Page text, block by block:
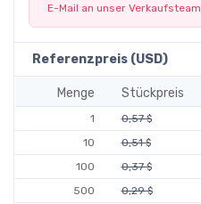
E-Mail an unser Verkaufsteam
Referenzpreis (USD)
Menge Stückpreis
1 0,57 $
10
0,51 $
100
0,37 $
500
0,29 $